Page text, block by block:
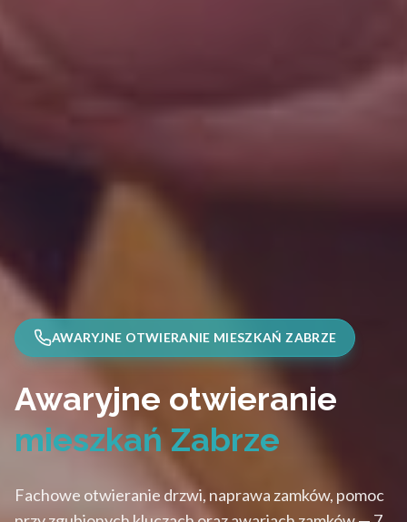
AWARYJNE OTWIERANIE MIESZKAŃ ZABRZE
Awaryjne otwieranie
mieszkań Zabrze
Fachowe otwieranie drzwi, naprawa zamków, pomoc